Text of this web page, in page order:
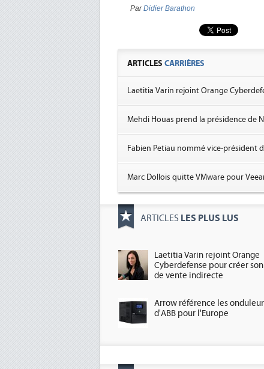
ParDidier Barathon
ARTICLES CARRIÈRES
Laetitia Varin rejoint Orange
Mehdi Houas prend la présidence de
Fabien Petiau nommé vice-président
Marc Dollois quitte VMware pour
ARTICLES LES PLUS LUS
Laetitia Varin rejoint Orange
Cyberdefense pour créer son
de vente indirecte
Arrow référence les
d'ABB pour l'Europe